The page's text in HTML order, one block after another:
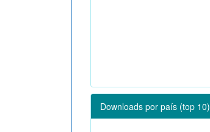
Downloads por país (top 10)